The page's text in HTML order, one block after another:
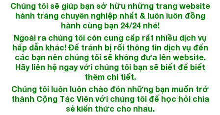
Chúng tôi sẽ giúp bạn sở hữu những trang website
hành tráng chuyên nghiệp nhất & luôn luôn đồng
hành cùng bạn 24/24 nhé!
Ngoài ra chúng tôi còn cung cấp rất nhiều dịch vụ
hấp dẫn khác! Để tránh bị rối thông tin dịch vụ đến
các bạn nên chúng tôi sẽ không đưa lên website.
Hãy liên hệ ngay với chúng tôi bạn sẽ biết để biết
thêm chi tiết.
Chúng tôi luôn luôn chào đón những bạn muốn trở
thành Cộng Tác Viên với chúng tôi để học hỏi chia
sẻ kiến thức cho nhau.